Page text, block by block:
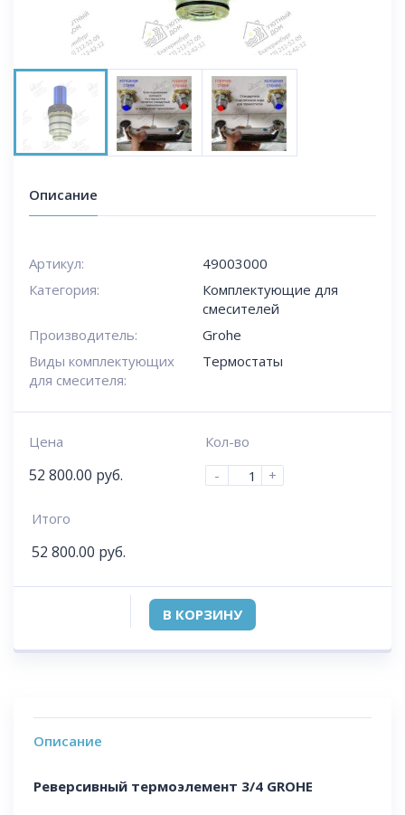
Описание
Артикул:
49003000
Категория:
Комплектующие для
смесителей
Производитель:
Grohe
Виды комплектующих
для смесителя:
Термостаты
Цена
52 800.00 руб.
Кол-во
-
+
Итого
52 800.00 руб.
В КОРЗИНУ
Описание
Реверсивный термоэлемент 3/4 GROHE